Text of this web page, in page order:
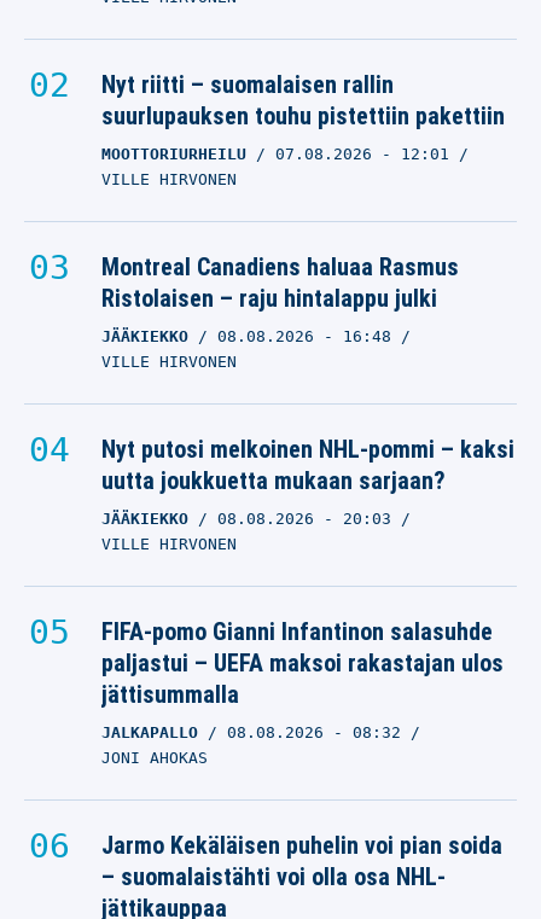
Nyt riitti – suomalaisen rallin
suurlupauksen touhu pistettiin pakettiin
MOOTTORIURHEILU 07.08.2026 - 12:01
VILLE HIRVONEN
Montreal Canadiens haluaa Rasmus
Ristolaisen – raju hintalappu julki
JÄÄKIEKKO 08.08.2026 - 16:48
VILLE HIRVONEN
Nyt putosi melkoinen NHL-pommi – kaksi
uutta joukkuetta mukaan sarjaan?
JÄÄKIEKKO 08.08.2026 - 20:03
VILLE HIRVONEN
FIFA-pomo Gianni Infantinon salasuhde
paljastui – UEFA maksoi rakastajan ulos
jättisummalla
JALKAPALLO 08.08.2026 - 08:32
JONI AHOKAS
Jarmo Kekäläisen puhelin voi pian soida
– suomalaistähti voi olla osa NHL-
jättikauppaa